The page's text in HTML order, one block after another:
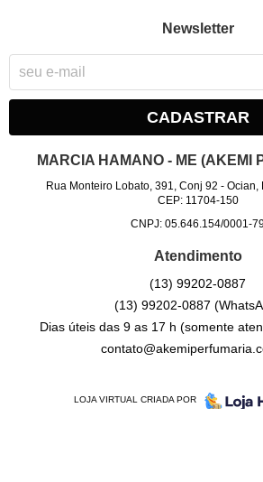
Newsletter
CADASTRAR
MARCIA HAMANO - ME (AKEMI
Rua Monteiro Lobato, 391, Conj 92 - Ocian,
CEP: 11704-150
CNPJ: 05.646.154/0001-
Atendimento
(13) 99202-0887
(13) 99202-0887
Dias úteis das 9 as 17 h (somente
LOJA VIRTUAL CRIADA POR